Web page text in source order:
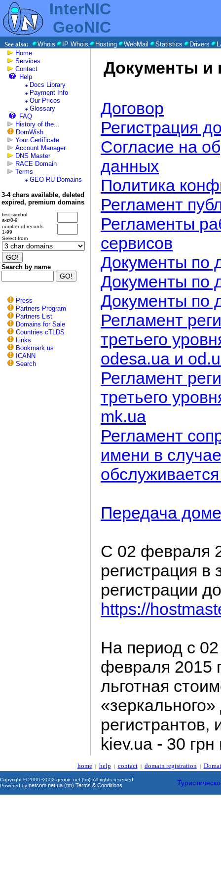
InterNIC
GeoNIC
See also: Whois IP Whois Hosting WebMail Statistics Drivers
Home
Services
Contact
Help
Docs Library
Payment Info
Our Prices
Glossary
FAQ
History of the...
DomWish
Your Certificate
Account Manager
DNS Master
RACE Domain
Terms
GEO RU Domains
3-4 chars available, deleted
expired, premium domains
first symbol
a-z/0-9
number of records
1-99
Select from
Search by name
Press
Partners Program
Partners List
Domains for Sale
Countries cTLDS
Links
Bookmark us
ICANN
Search
Документы и
Договор
Регистрация
Согласие на
данных
Политика
Регламент
Регламенты
сервисов
Документы по
Документы по
Документы по
Регламент
третьего
odesa.ua и
Регламент
третьего
mk.ua
Регламент
имени в
Передача
С 02 февраля
регистрация в
регистрации
https://
На период с
февраля 2015
льготная
kiev.ua - 30 грн
home| help | contact| domain registration |
Copyright © 2000~2002 geonic.net (tm). All rights reserved.
Powered by netcom.net.ua (tm) Terms & Conditions